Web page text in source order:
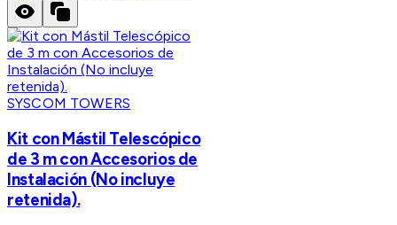
SYSCOM TOWERS
Kit con Mástil Telescópico
de 3 m con Accesorios de
Instalación (No incluye
retenida).